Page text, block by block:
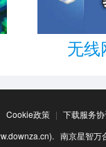
无线
Cookie政策 | 下载服务
南京星智万